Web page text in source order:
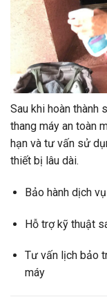
Sau khi hoàn thành
thang máy an toàn
hạn và tư vấn sử
thiết bị lâu dài.
Bảo hành dịch
Hỗ trợ kỹ thuật
Tư vấn lịch bảo
máy